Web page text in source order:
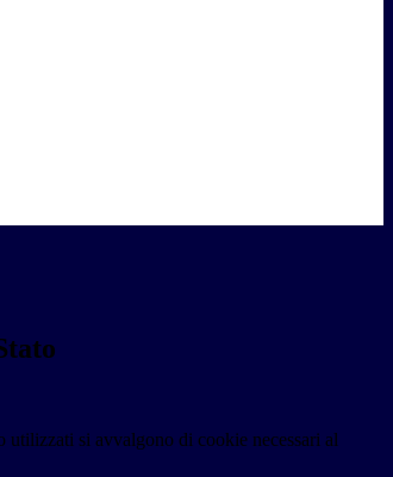
utilizzati si avvalgono di cookie necessari al